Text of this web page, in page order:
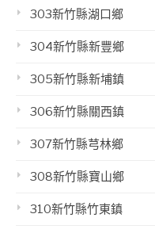
303新竹縣湖口鄉
304新竹縣新豐鄉
305新竹縣新埔鎮
306新竹縣關西鎮
307新竹縣芎林鄉
308新竹縣寶山鄉
310新竹縣竹東鎮